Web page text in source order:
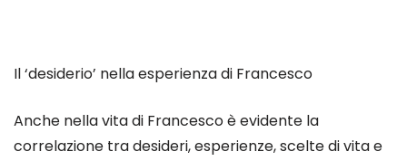
Il ‘desiderio’ nella esperienza di Francesco
Anche nella vita di Francesco è evidente la
correlazione tra desideri, esperienze, scelte di vita e